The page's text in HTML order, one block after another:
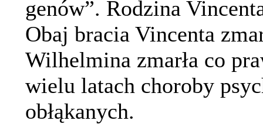
genów”. Rodzina
Obaj bracia Vincenta
Wilhelmina zmarła co
wielu latach choroby
obłąkanych.